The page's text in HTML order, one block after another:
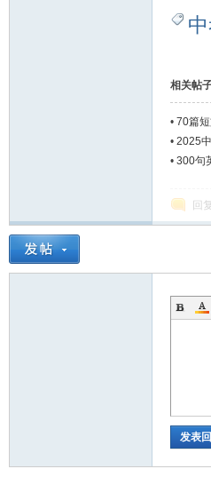
相关帖
• 70篇
• 2025
• 300句
回复
发表